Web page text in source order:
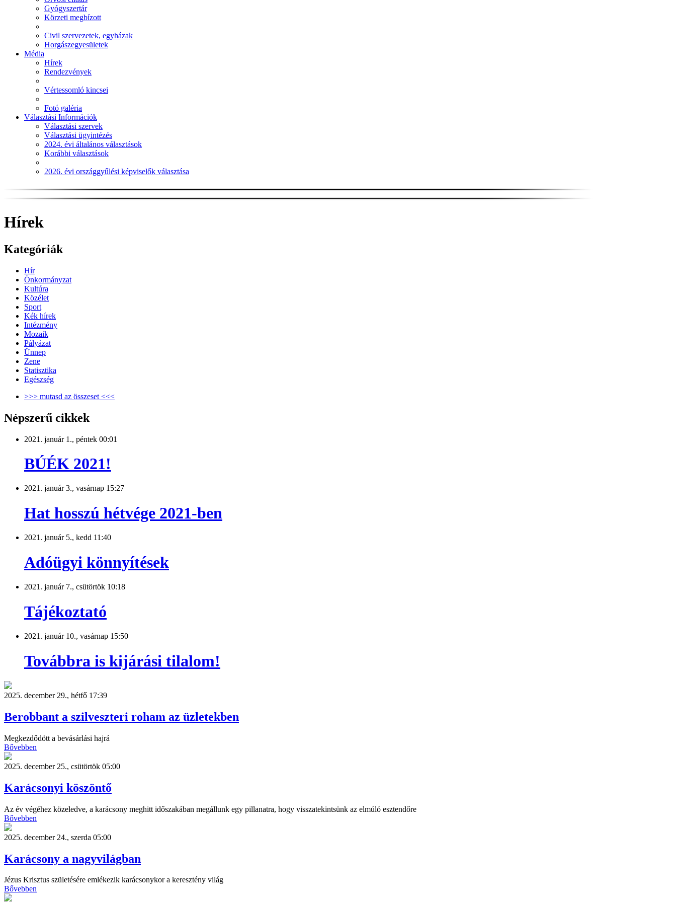
Gyógyszertár
Körzeti megbízott
Civil szervezetek, egyházak
Horgászegyesületek
Média
Hírek
Rendezvények
Vértessomló kincsei
Fotó galéria
Választási Információk
Választási szervek
Választási ügyintézés
2024. évi általános választások
Korábbi választások
2026. évi országgyűlési képviselők választása
Hírek
Kategóriák
Hír
Önkormányzat
Kultúra
Közélet
Sport
Kék hírek
Intézmény
Mozaik
Pályázat
Ünnep
Zene
Statisztika
Egészség
>>> mutasd az összeset <<<
Népszerű cikkek
2021. január 1., péntek 00:01
BÚÉK 2021!
2021. január 3., vasárnap 15:27
Hat hosszú hétvége 2021-ben
2021. január 5., kedd 11:40
Adóügyi könnyítések
2021. január 7., csütörtök 10:18
Tájékoztató
2021. január 10., vasárnap 15:50
Továbbra is kijárási tilalom!
2025. december 29., hétfő 17:39
Berobbant a szilveszteri roham az üzletekben
Megkezdődött a bevásárlási hajrá
Bővebben
2025. december 25., csütörtök 05:00
Karácsonyi köszöntő
Az év végéhez közeledve, a karácsony meghitt időszakában megállunk egy pillanatra, hogy visszatekintsünk az elmúló esztendőre
Bővebben
2025. december 24., szerda 05:00
Karácsony a nagyvilágban
Jézus Krisztus születésére emlékezik karácsonykor a keresztény világ
Bővebben